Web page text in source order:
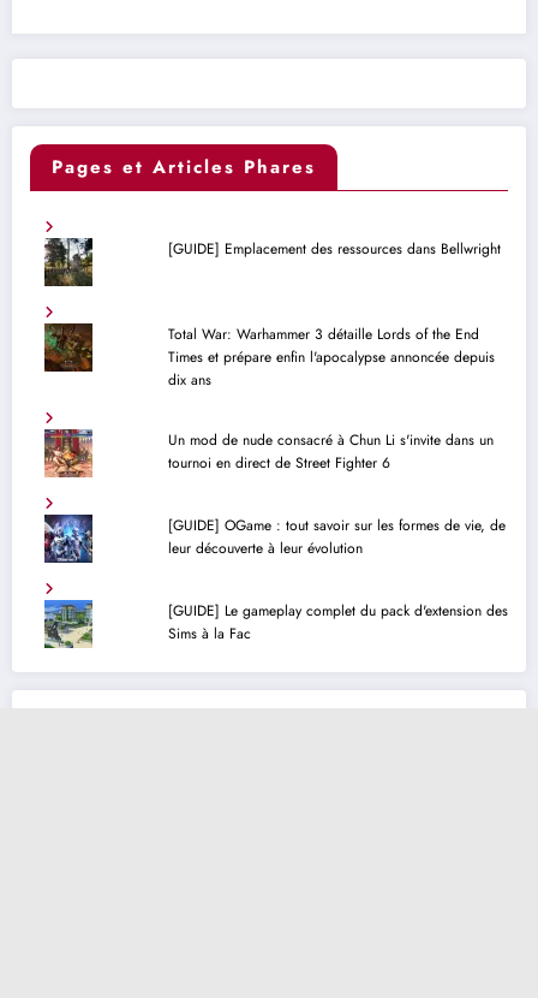
Pages et Articles Phares
[GUIDE] Emplacement des ressources dans Bellwright
Total War: Warhammer 3 détaille Lords of the End
Times et prépare enfin l'apocalypse annoncée depuis
dix ans
Un mod de nude consacré à Chun Li s'invite dans un
tournoi en direct de Street Fighter 6
[GUIDE] OGame : tout savoir sur les formes de vie, de
leur découverte à leur évolution
[GUIDE] Le gameplay complet du pack d'extension des
Sims à la Fac